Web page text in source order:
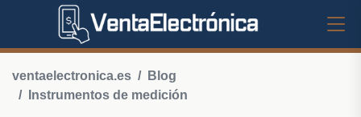
ventaelectronica.es
Blog
Instrumentos de medición